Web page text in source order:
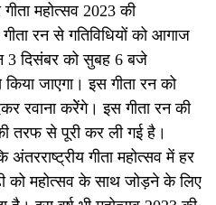
गीता महोत्सव 2023 की
गीता रन से गतिविधियों को आगाज
3 दिसंबर को सुबह 6 बजे
किया जाएगा। इस गीता रन को
रवाना करेेंगे। इस गीता रन की
तरफ से पूरी कर ली गई है।
गीता महोत्सव में हर
को महोत्सव के साथ जोड़ने के लिए